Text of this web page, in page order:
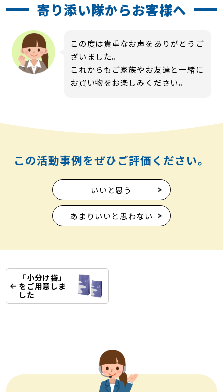
寄り添い隊からお客様へ
この度は貴重なお声をありがとうご
ざいました。
これからもご家族やお友達と一緒に
お買い物をお楽しみください。
この活動事例をぜひご評価ください。
いいと思う
あまりいいと思わない
「小分け袋」
をご用意しま
した